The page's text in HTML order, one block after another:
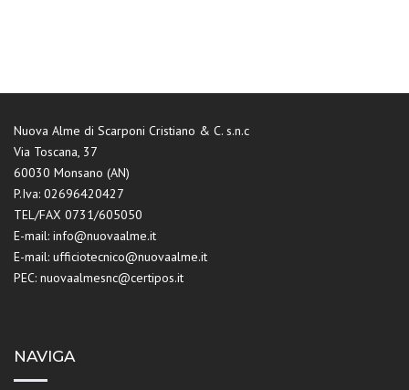
Nuova Alme di Scarponi Cristiano & C. s.n.c
Via Toscana, 37
60030 Monsano (AN)
P.Iva: 02696420427
TEL/FAX 0731/605050
E-mail: info@nuovaalme.it
E-mail: ufficiotecnico@nuovaalme.it
PEC: nuovaalmesnc@certipos.it
NAVIGA